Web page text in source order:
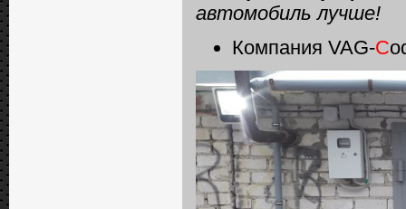
автомобиль лучше!
Компания VAG-C